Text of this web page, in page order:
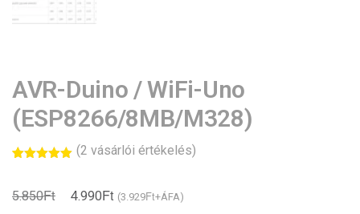
AVR-Duino / WiFi-Uno
(ESP8266/8MB/M328)
ből,
értékelés
(2 vásárlói értékelés)
5.850Ft
Original
4.990Ft Current
(3.929Ft+ÁFA)